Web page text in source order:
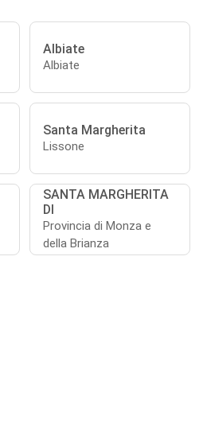
Albiate
Albiate
Santa Margherita
Lissone
SANTA MARGHERITA
DI
Provincia di Monza e
della Brianza